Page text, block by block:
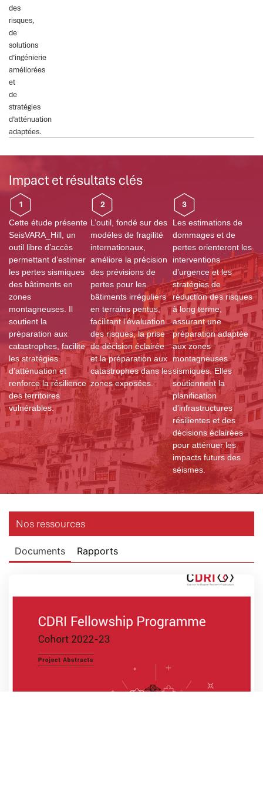
des
risques,
de
solutions
d’ingénierie
améliorées
et
de
stratégies
d’atténuation
adaptées.
Impact et résultats clés
1
Cette étude présente
SeisVARA_Hill, un
outil libre d’accès
permettant d’estimer
les pertes sismiques
des bâtiments en
zones
montagneuses. Il
soutient la
préparation aux
catastrophes, facilite
les stratégies
d’atténuation et
renforce la résilience
des territoires
vulnérables.
2
L’outil, fondé sur des
modèles de fragilité
internationaux,
améliore la précision
des prévisions de
pertes pour les
bâtiments irréguliers
en terrains pentus,
facilitant l’évaluation
des risques, la prise
de décision éclairée
et la préparation aux
catastrophes dans les
zones exposées.
3
Les estimations de
dommages et de
pertes orienteront les
interventions
d’urgence et les
stratégies de
réduction des risques
à long terme,
assurant une
préparation adaptée
aux zones
montagneuses
sismiques. Elles
soutiennent la
planification
d’infrastructures
résilientes et des
décisions éclairées
pour atténuer les
impacts futurs des
séismes.
Nos ressources
Documents Rapports